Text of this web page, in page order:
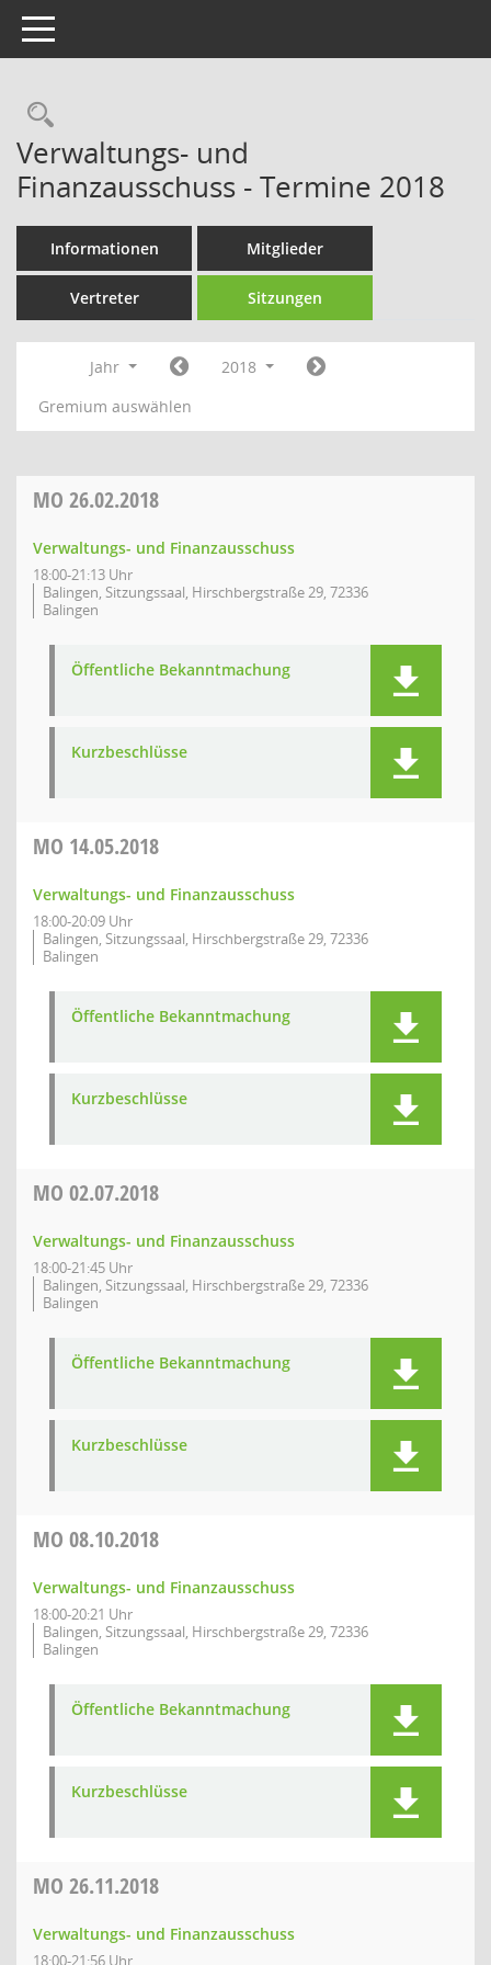
Toggle navigation
Rechercheauswahl
Verwaltungs- und
Finanzausschuss - Termine 2018
Informationen Mitglieder
Vertreter Sitzungen
Jahr
2018
Gremium auswählen
MO 26.02.2018
Verwaltungs- und Finanzausschuss
18:00-21:13 Uhr
Balingen, Sitzungssaal, Hirschbergstraße 29, 72336
Balingen
Öffentliche Bekanntmachung
Kurzbeschlüsse
MO 14.05.2018
Verwaltungs- und Finanzausschuss
18:00-20:09 Uhr
Balingen, Sitzungssaal, Hirschbergstraße 29, 72336
Balingen
Öffentliche Bekanntmachung
Kurzbeschlüsse
MO 02.07.2018
Verwaltungs- und Finanzausschuss
18:00-21:45 Uhr
Balingen, Sitzungssaal, Hirschbergstraße 29, 72336
Balingen
Öffentliche Bekanntmachung
Kurzbeschlüsse
MO 08.10.2018
Verwaltungs- und Finanzausschuss
18:00-20:21 Uhr
Balingen, Sitzungssaal, Hirschbergstraße 29, 72336
Balingen
Öffentliche Bekanntmachung
Kurzbeschlüsse
MO 26.11.2018
Verwaltungs- und Finanzausschuss
18:00-21:56 Uhr